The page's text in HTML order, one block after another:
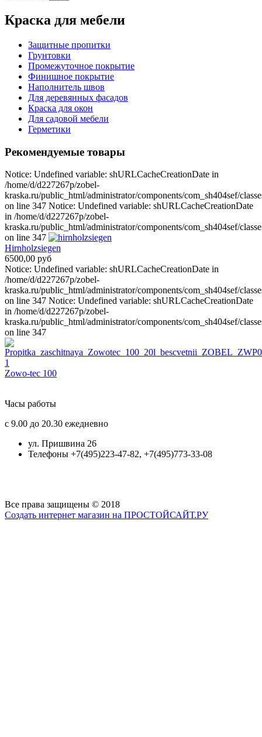
Краска для мебели
Защитные пропитки
Грунтовки
Промежуточное покрытие
Финишное покрытие
Наполнитель швов
Для деревянных фасадов
Краска для окон
Для садовой мебели
Герметики
Рекомендуемые товары
Notice: Undefined variable: shURLCacheCreationDate in
/home/d/d227267p/zobel-
kraska.ru/public_html/administrator/components/com_sh404sef/
on line 347 Notice: Undefined variable: shURLCacheCreationDate
in /home/d/d227267p/zobel-
kraska.ru/public_html/administrator/components/com_sh404sef/
on line 347
Hirnholzsiegen
6500,00 руб
Notice: Undefined variable: shURLCacheCreationDate in
/home/d/d227267p/zobel-
kraska.ru/public_html/administrator/components/com_sh404sef/
on line 347 Notice: Undefined variable: shURLCacheCreationDate
in /home/d/d227267p/zobel-
kraska.ru/public_html/administrator/components/com_sh404sef/
on line 347
Zowo-tec 100
Часы работы
с 9.00 до 20.30 ежедневно
ул. Пришвина 26
Телефоны +7(495)223-47-82, +7(495)773-33-08
Все права защищены © 2018
Создать интернет магазин на ПРОСТОЙСАЙТ.РУ